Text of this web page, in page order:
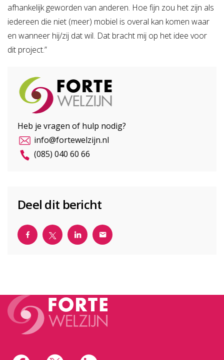
afhankelijk geworden van anderen. Hoe fijn zou het zijn als
iedereen die niet (meer) mobiel is overal kan komen waar
en wanneer hij/zij dat wil. Dat bracht mij op het idee voor
dit project.”
Heb je vragen of hulp nodig?
info@fortewelzijn.nl
(085) 040 60 66
Deel dit bericht